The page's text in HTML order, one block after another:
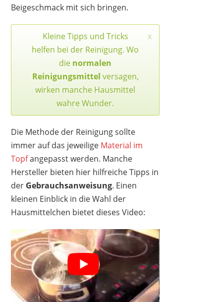
Beigeschmack mit sich bringen.
Kleine Tipps und Tricks
helfen bei der Reinigung. Wo
die normalen
Reinigungsmittel versagen,
wirken manche Hausmittel
wahre Wunder.
x
Die Methode der Reinigung sollte
immer auf das jeweilige Material im
Topfangepasst werden. Manche
Hersteller bieten hier hilfreiche Tipps in
der Gebrauchsanweisung. Einen
kleinen Einblick in die Wahl der
Hausmittelchen bietet dieses Video: